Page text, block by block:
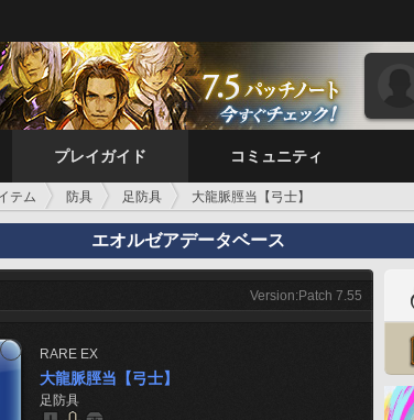
プレイガイド コミュニティ
テム 防具 足防具 大龍脈脛当【弓士】
エオルゼアデータベース
Version:Patch 7.55
RARE EX
大龍脈脛当【弓士】
足防具